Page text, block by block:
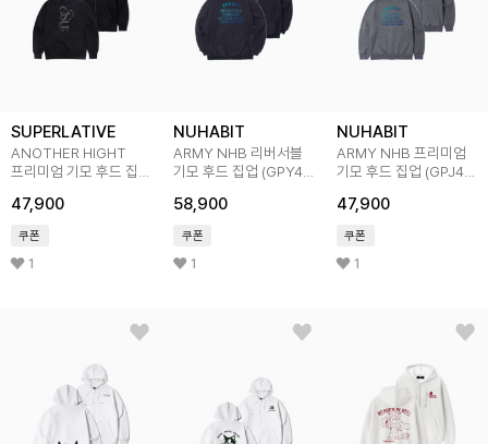
SUPERLATIVE
ANOTHER HIGHT
프리미엄 기모 후드 집업
47,900
쿠폰
1
NUHABIT
ARMY NHB 리버서블
기모 후드 집업 (GPY4-
58,900
쿠폰
1
NUHABIT
ARMY NHB 프리미엄
기모 후드 집업 (GPJ4-
47,900
쿠폰
1